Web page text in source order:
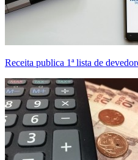
Receita publica 1ª lista de